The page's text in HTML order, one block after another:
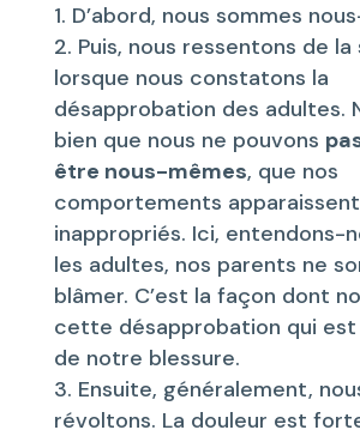
D’abord, nous sommes
Puis, nous ressentons de
lorsque nous constatons la
désapprobation des adultes.
bien que nous ne pouvons
être nous-mêmes, que nos
comportements
inappropriés. Ici, entendons-
les adultes, nos parents ne
blâmer. C’est la façon dont
cette désapprobation qui est
de notre blessure.
Ensuite, généralement,
révoltons. La douleur est